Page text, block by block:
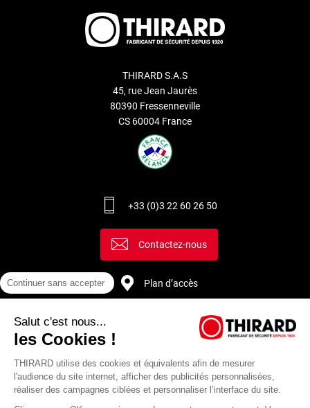
THIRARD S.A.S
45, rue Jean Jaurès
80390 Fressenneville
CS 60004 France
+33 (0)3 22 60 26 50
Contactez-nous
Plan d’accès
Continuer sans accepter
Salut c'est nous...
les Cookies !
THIRARD utilise des cookies et équivalents afin de mesurer
l'audience du site internet, afficher des publicités personnalisées,
réaliser des campagnes ciblées et personnaliser l’interface du site.